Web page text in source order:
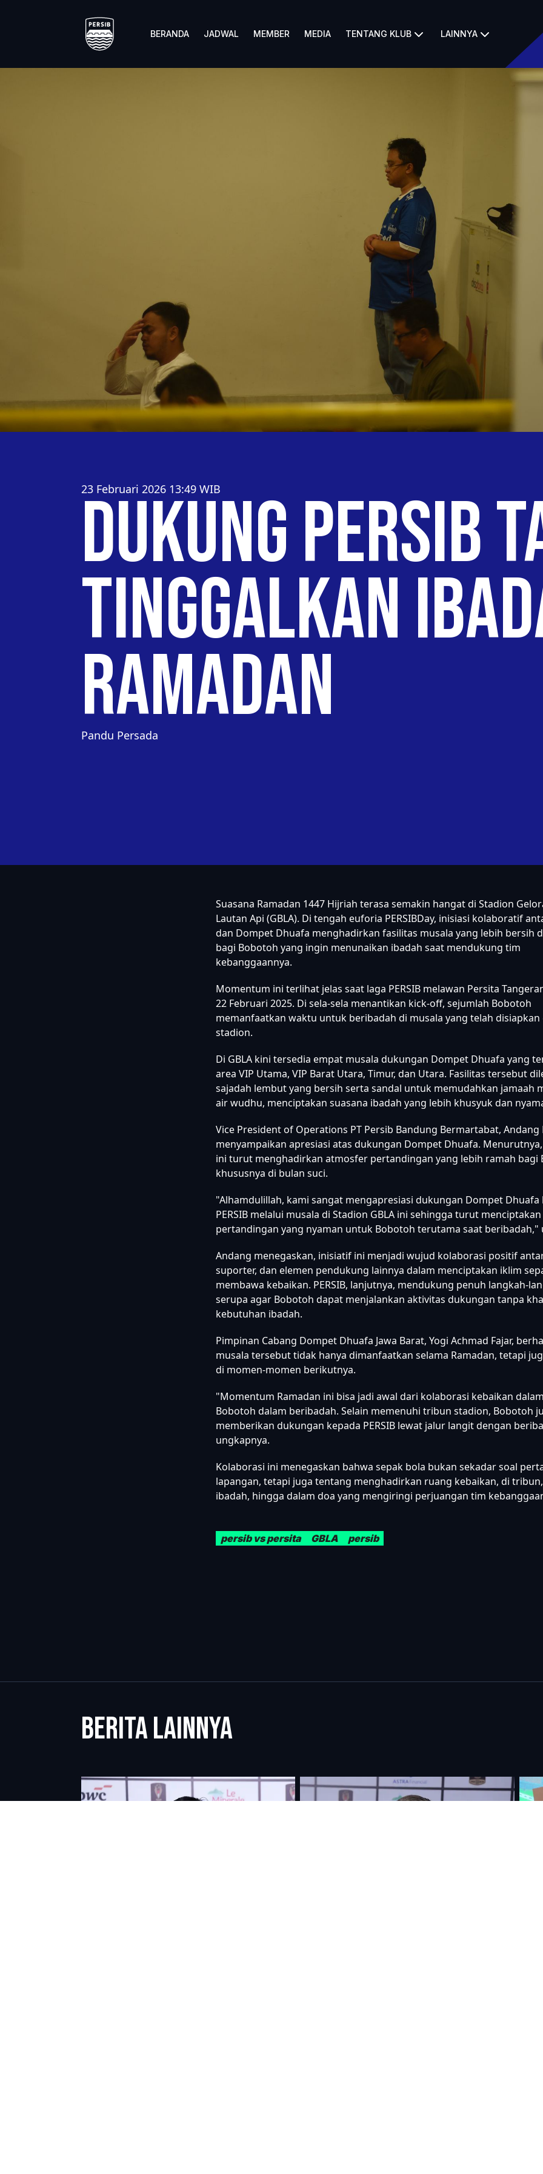
BERANDA JADWAL MEMBER MEDIA TENTANG KLUB LAINNYA
23 Februari 2026 13:49 WIB
Dukung PERSIB
Tinggalkan
Ramadan
Pandu Persada
Suasana Ramadan 1447 Hijriah terasa semakin hangat di Stadion
Lautan Api (GBLA). Di tengah euforia PERSIBDay, inisiasi kolaboratif
dan Dompet Dhuafa menghadirkan fasilitas musala yang lebih bersih
bagi Bobotoh yang ingin menunaikan ibadah saat mendukung tim
kebanggaannya.
Momentum ini terlihat jelas saat laga PERSIB melawan Persita
22 Februari 2025. Di sela-sela menantikan kick-off, sejumlah Bobotoh
memanfaatkan waktu untuk beribadah di musala yang telah disiapkan
stadion.
Di GBLA kini tersedia empat musala dukungan Dompet Dhuafa yang
area VIP Utama, VIP Barat Utara, Timur, dan Utara. Fasilitas tersebut
sajadah lembut yang bersih serta sandal untuk memudahkan jamaah
air wudhu, menciptakan suasana ibadah yang lebih khusyuk dan
Vice President of Operations PT Persib Bandung Bermartabat, Andang
menyampaikan apresiasi atas dukungan Dompet Dhuafa.
ini turut menghadirkan atmosfer pertandingan yang lebih ramah bagi
khususnya di bulan suci.
"Alhamdulillah, kami sangat mengapresiasi dukungan Dompet Dhuafa
PERSIB melalui musala di Stadion GBLA ini sehingga turut
pertandingan yang nyaman untuk Bobotoh terutama saat beribadah,"
Andang menegaskan, inisiatif ini menjadi wujud kolaborasi positif
suporter, dan elemen pendukung lainnya dalam menciptakan iklim
membawa kebaikan. PERSIB, lanjutnya, mendukung penuh langkah-
serupa agar Bobotoh dapat menjalankan aktivitas dukungan tanpa
kebutuhan ibadah.
Pimpinan Cabang Dompet Dhuafa Jawa Barat, Yogi Achmad Fajar,
musala tersebut tidak hanya dimanfaatkan selama Ramadan, tetapi
di momen-momen berikutnya.
"Momentum Ramadan ini bisa jadi awal dari kolaborasi kebaikan
Bobotoh dalam beribadah. Selain memenuhi tribun stadion, Bobotoh
memberikan dukungan kepada PERSIB lewat jalur langit dengan
ungkapnya.
Kolaborasi ini menegaskan bahwa sepak bola bukan sekadar soal
lapangan, tetapi juga tentang menghadirkan ruang kebaikan, di
ibadah, hingga dalam doa yang mengiringi perjuangan tim
persib vs persita GBLA persib
BERITA LAINNYA